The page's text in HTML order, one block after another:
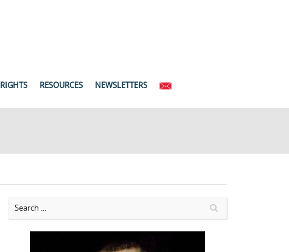
RIGHTS RESOURCES NEWSLETTERS